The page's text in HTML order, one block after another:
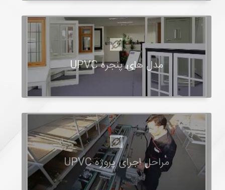
مدل های پنجره UPVC
مراحل اجرای پروژه UPVC